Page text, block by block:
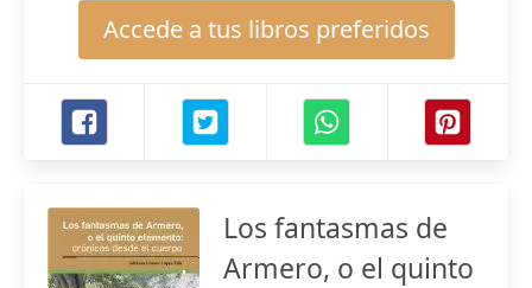
Accede a tus libros preferidos
Los fantasmas de
Armero, o el quinto